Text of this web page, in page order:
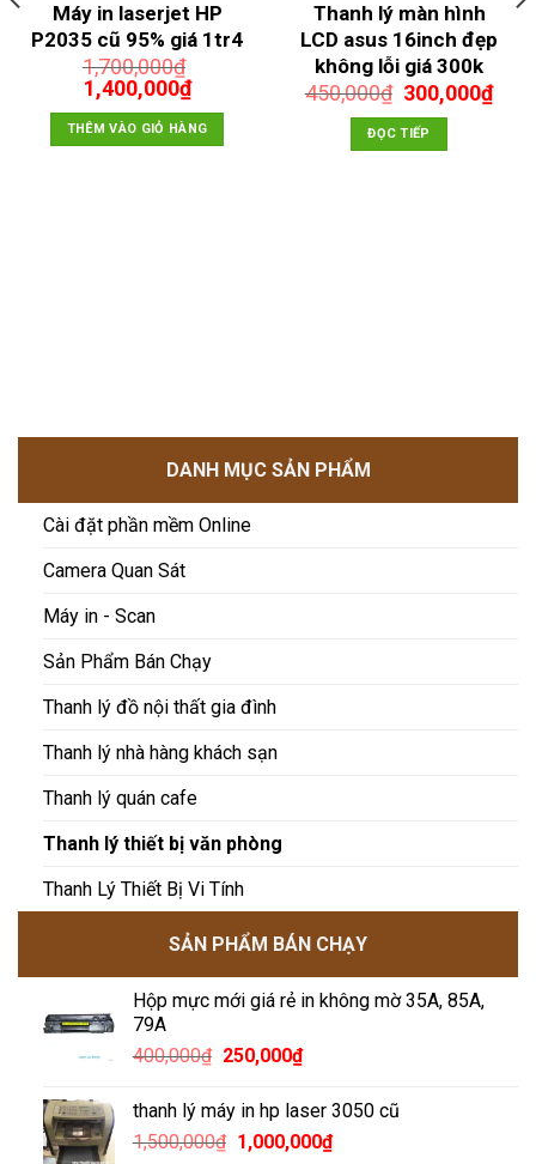
Máy in laserjet HP
P2035 cũ 95% giá 1tr4
1,700,000₫
Giá
gốc
là:
1,700,000₫.
1,400,000₫Giá
hiện
tại
là:
THÊM VÀO GIỎ HÀNG
Thanh lý màn hình
LCD asus 16inch đẹp
không lỗi giá 300k
450,000₫ Giá
gốc
là:
450,000₫.
300,000₫Giá
ĐỌC TIẾP
DANH MỤC SẢN PHẨM
Cài đặt phần mềm Online
Camera Quan Sát
Máy in - Scan
Sản Phẩm Bán Chạy
Thanh lý đồ nội thất gia đình
Thanh lý nhà hàng khách sạn
Thanh lý quán cafe
Thanh lý thiết bị văn phòng
Thanh Lý Thiết Bị Vi Tính
SẢN PHẨM BÁN CHẠY
Hộp mực mới giá rẻ in không mờ 35A, 85A,
79A
400,000₫ Giá
là:
400,000₫.
250,000₫Giá
tại
là:
250,000₫.
thanh lý máy in hp laser 3050 cũ
1,500,000₫ Giá
1,000,000₫Giá